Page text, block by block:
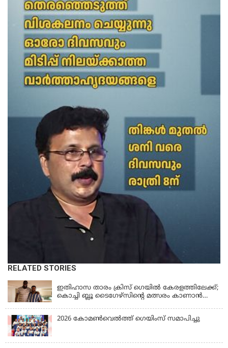
RELATED STORIES
KERALA
ഇതിഹാസ താരം ക്രിസ് ഗെയിൽ കേരളത്തിലേക്ക്;
കൊച്ചി ബ്ലൂ ടൈഗേഴ്സിന്റെ മത്സരം കാണാൻ
2026 കോമണ്‍വെല്‍ത്ത് ഗെയിംസ് സമാപിച്ചു